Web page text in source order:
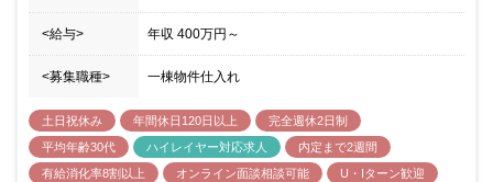
<給与> 年収 400万円 ～
<募集職種> 一棟物件仕入れ
土日祝休み 年間休日120日以上
完全週休2日制
平均年齢30代
ハイレイヤー対応求人
内定まで2週間
有給消化率8割以上
オンライン面談相談可能 U・Iターン歓迎